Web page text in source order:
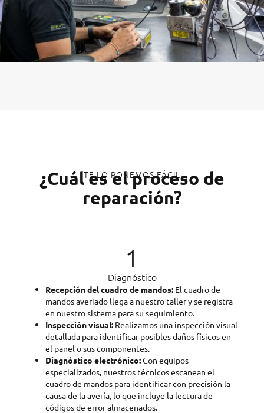
TE LO PONEMOS FÁCIL
¿Cuál es el proceso de
reparación?
1
Diagnóstico
Recepción del cuadro de mandos: El cuadro de
mandos averiado llega a nuestro taller y se registra
en nuestro sistema para su seguimiento.
Inspección visual: Realizamos una inspección visual
detallada para identificar posibles daños físicos en
el panel o sus componentes.
Diagnóstico electrónico:Con equipos
especializados, nuestros técnicos escanean el
cuadro de mandos para identificar con precisión la
causa de la avería, lo que incluye la lectura de
códigos de error almacenados.